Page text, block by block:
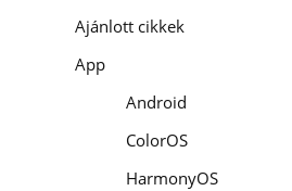
Ajánlott cikkek
App
Android
ColorOS
HarmonyOS